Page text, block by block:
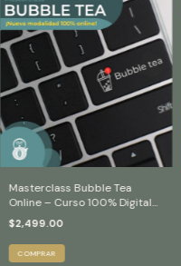
Masterclass Bubble Tea
Online – Curso 100% Digital
para Aprender a Preparar
Bubble Tea
$2,499.00